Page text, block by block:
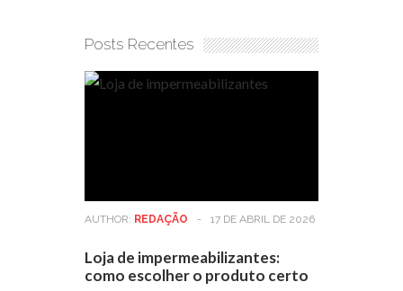
Posts Recentes
AUTHOR: REDAÇÃO - 17 DE ABRIL DE 2026
Loja de impermeabilizantes:
como escolher o produto certo